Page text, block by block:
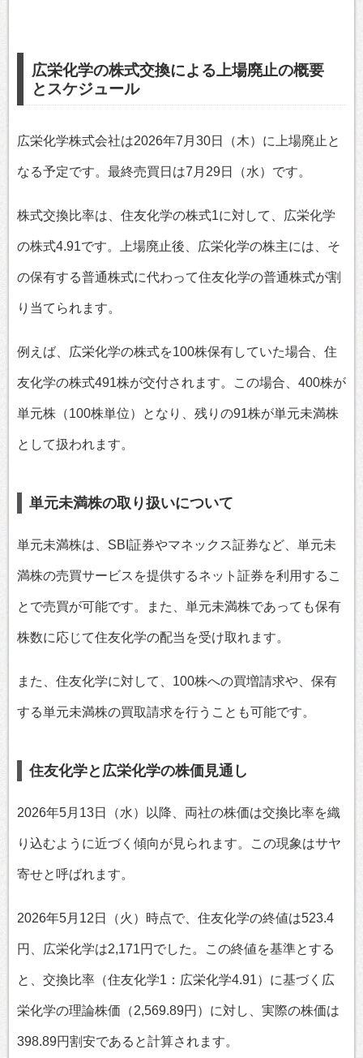
広栄化学の株式交換による上場廃止の概要
とスケジュール
広栄化学株式会社は2026年7月30日（木）に上場廃止と
なる予定です。最終売買日は7月29日（水）です。
株式交換比率は、住友化学の株式1に対して、広栄化学
の株式4.91です。上場廃止後、広栄化学の株主には、そ
の保有する普通株式に代わって住友化学の普通株式が割
り当てられます。
例えば、広栄化学の株式を100株保有していた場合、住
友化学の株式491株が交付されます。この場合、400株が
単元株（100株単位）となり、残りの91株が単元未満株
として扱われます。
単元未満株の取り扱いについて
単元未満株は、SBI証券やマネックス証券など、単元未
満株の売買サービスを提供するネット証券を利用するこ
とで売買が可能です。また、単元未満株であっても保有
株数に応じて住友化学の配当を受け取れます。
また、住友化学に対して、100株への買増請求や、保有
する単元未満株の買取請求を行うことも可能です。
住友化学と広栄化学の株価見通し
2026年5月13日（水）以降、両社の株価は交換比率を織
り込むように近づく傾向が見られます。この現象はサヤ
寄せと呼ばれます。
2026年5月12日（火）時点で、住友化学の終値は523.4
円、広栄化学は2,171円でした。この終値を基準とする
と、交換比率（住友化学1：広栄化学4.91）に基づく広
栄化学の理論株価（2,569.89円）に対し、実際の株価は
398.89円割安であると計算されます。